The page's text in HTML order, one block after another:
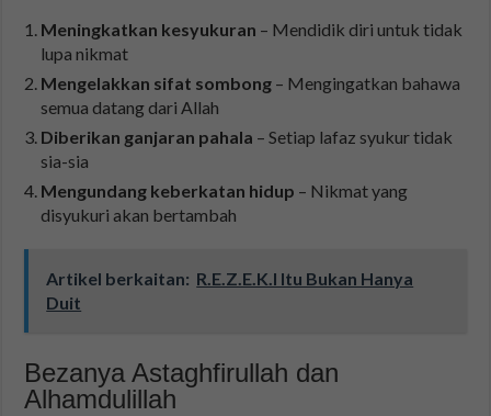
Meningkatkan kesyukuran – Mendidik diri untuk tidak
lupa nikmat
Mengelakkan sifat sombong – Mengingatkan bahawa
semua datang dari Allah
Diberikan ganjaran pahala – Setiap lafaz syukur tidak
sia-sia
Mengundang keberkatan hidup – Nikmat yang
disyukuri akan bertambah
Artikel berkaitan: R.E.Z.E.K.I Itu Bukan Hanya
Duit
Bezanya Astaghfirullah dan
Alhamdulillah